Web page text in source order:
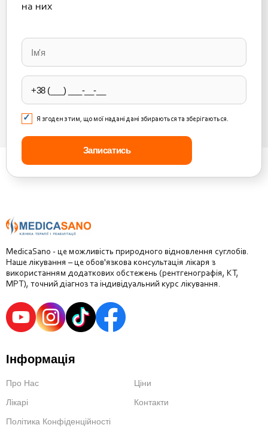
на них
leave
this
field
empty.
Я згоден з тим, що мої надані дані збираються та зберігаються.
MedicaSano - це можливість природного відновлення суглобів.
Наше лікування – це обов'язкова консультація лікаря з
використанням додаткових обстежень (рентгенографія, КТ,
МРТ), точний діагноз та індивідуальний курс лікування.
Інформація
Про Нас
Ціни
Лікарі
Контакти
Політика Конфіденційності